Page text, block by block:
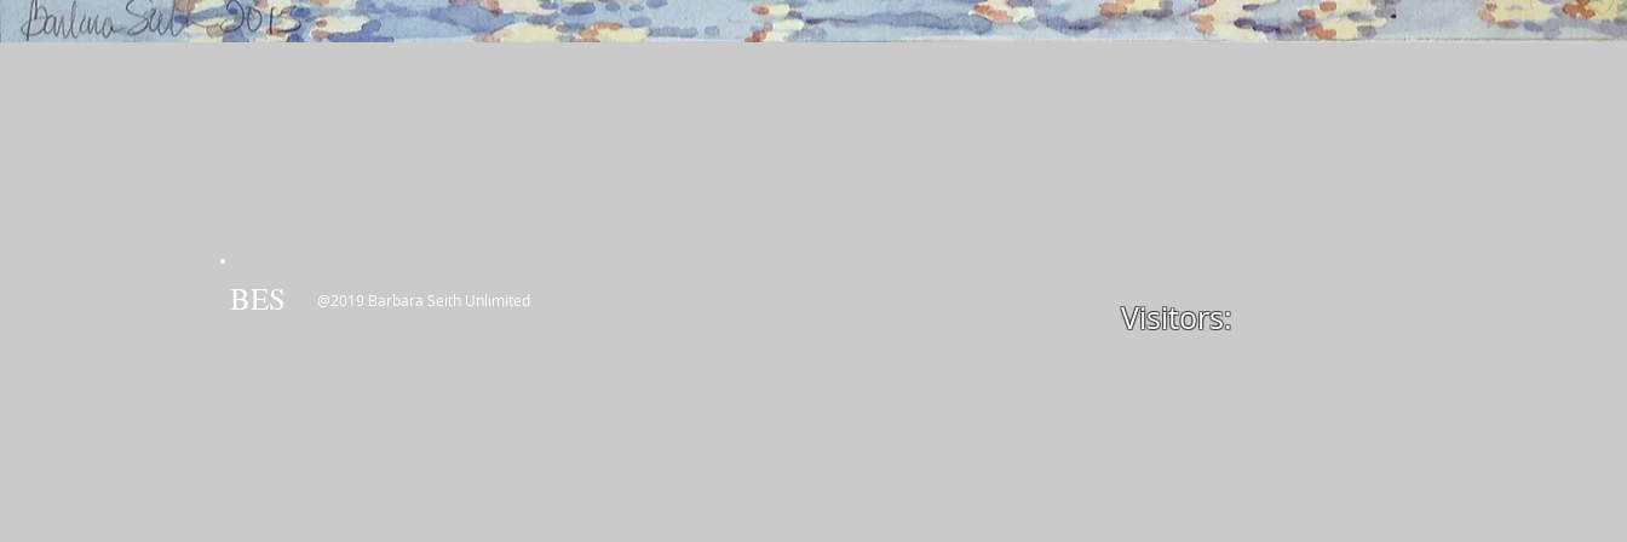
BES @2019 Barbara Seith Unlimited Visitors: